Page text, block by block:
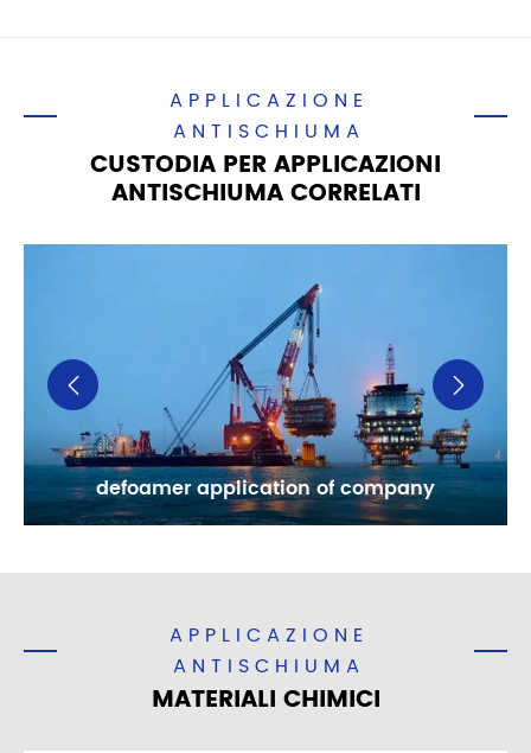
APPLICAZIONE
ANTISCHIUMA
CUSTODIA PER APPLICAZIONI
ANTISCHIUMA CORRELATI
defoamer application of company
 
APPLICAZIONE
ANTISCHIUMA
MATERIALI CHIMICI